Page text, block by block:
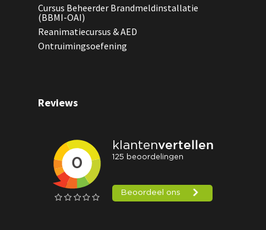
Cursus Beheerder Brandmeldinstallatie
(BBMI-OAI)
Reanimatiecursus & AED
Ontruimingsoefening
Reviews